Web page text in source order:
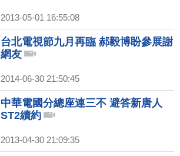
2013-05-01 16:55:08
台北電視節九月再臨 郝毅博盼參展謝
網友
2014-06-30 21:50:45
中華電國分總座連三不 避答新唐人
ST2續約
2013-04-30 21:09:35